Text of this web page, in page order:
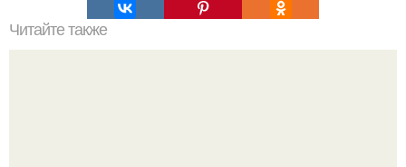
Читайте также